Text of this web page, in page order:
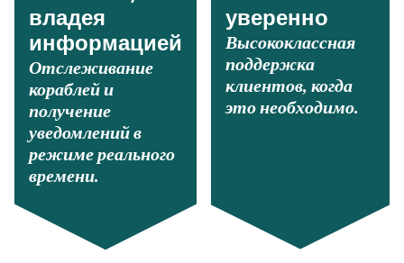
владея
информацией
Отслеживание
кораблей и
получение
уведомлений в
режиме реального
времени.
уверенно
Высококлассная
поддержка
клиентов, когда
это необходимо.